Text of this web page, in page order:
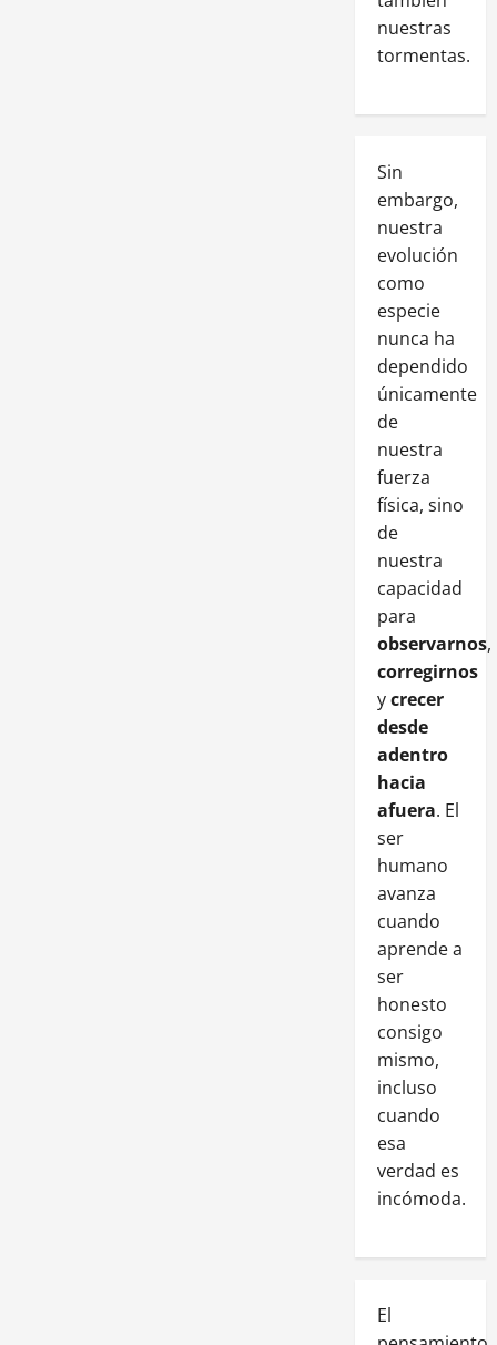
nuestras
tormentas.
Sin
embargo,
nuestra
evolución
como
especie
nunca ha
dependido
únicamente
de
nuestra
fuerza
física, sino
de
nuestra
capacidad
para
observarnos,
corregirnos
ycrecer
desde
adentro
hacia
afuera. El
ser
humano
avanza
cuando
aprende a
ser
honesto
consigo
mismo,
incluso
cuando
esa
verdad es
incómoda.
El